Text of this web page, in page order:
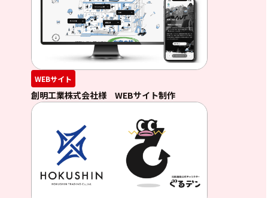
WEBサイト
創明工業株式会社様 WEBサイト制作